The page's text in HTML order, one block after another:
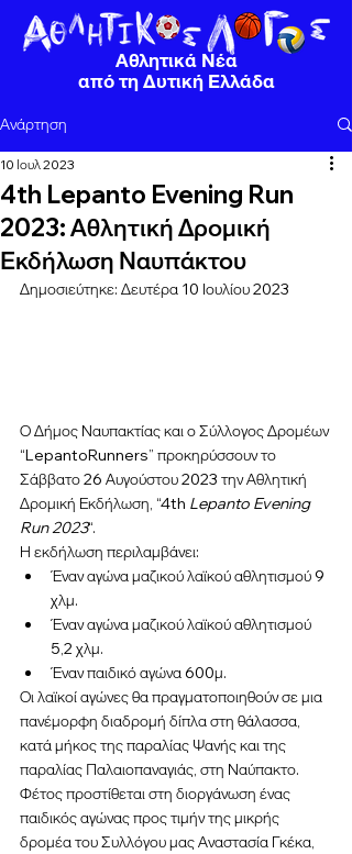
Αθλητικά Νέα
από τη Δυτική Ελλάδα
Ανάρτηση
4th Lepanto Evening Run
2023: Αθλητική Δρομική
Εκδήλωση Ναυπάκτου
10 Ιουλ 2023
Δημοσιεύτηκε: Δευτέρα 10 Ιουλίου 2023
Ο Δήμος Ναυπακτίας και ο Σύλλογος Δρομέων
“LepantoRunners” προκηρύσσουν το
Σάββατο 26 Αυγούστου 2023 την Αθλητική
Δρομική Εκδήλωση, “4th Lepanto Evening
Run 2023“.
Η εκδήλωση περιλαμβάνει:
Έναν αγώνα μαζικού λαϊκού αθλητισμού 9
χλμ.
Έναν αγώνα μαζικού λαϊκού αθλητισμού
5,2 χλμ.
Έναν παιδικό αγώνα 600μ.
Οι λαϊκοί αγώνες θα πραγματοποιηθούν σε μια
πανέμορφη διαδρομή δίπλα στη θάλασσα,
κατά μήκος της παραλίας Ψανής και της
παραλίας Παλαιοπαναγιάς, στη Ναύπακτο.
Φέτος προστίθεται στη διοργάνωση ένας
παιδικός αγώνας προς τιμήν της μικρής
δρομέα του Συλλόγου μας Αναστασία Γκέκα,